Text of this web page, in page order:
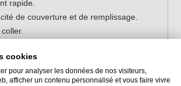
rapide.
de couverture et de remplissage.
du gelcoat de
cookies
pour analyser les données de nos visiteurs,
afficher un contenu personnalisé et vous faire vivre